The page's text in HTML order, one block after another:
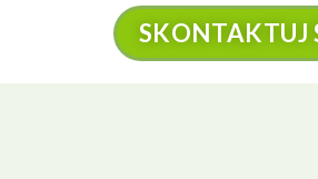
SKONTAKTUJ